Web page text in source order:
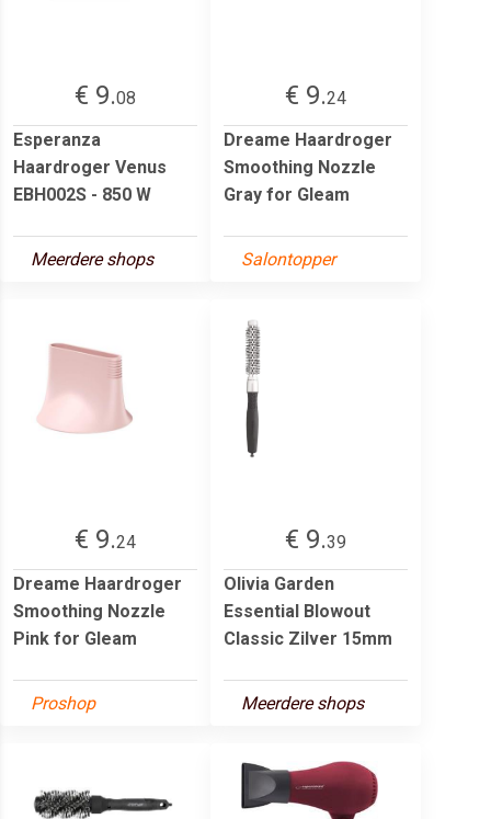
€ 9.08
Esperanza
Haardroger Venus
EBH002S - 850 W
Meerdere shops
€ 9.24
Dreame Haardroger
Smoothing Nozzle
Gray for Gleam
Salontopper
€ 9.24
Dreame Haardroger
Smoothing Nozzle
Pink for Gleam
Proshop
€ 9.39
Olivia Garden
Essential Blowout
Classic Zilver 15mm
Meerdere shops